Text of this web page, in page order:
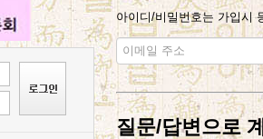
아이디/비밀번호는 가입시
질문/답변으로